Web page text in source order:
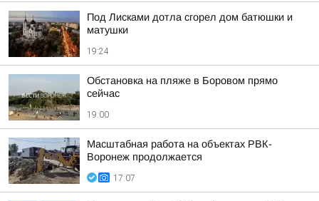
Под Лисками дотла сгорел дом батюшки и
матушки
19:24
Обстановка на пляже в Боровом прямо
сейчас
19:00
Масштабная работа на объектах РВК-
Воронеж продолжается
17:07